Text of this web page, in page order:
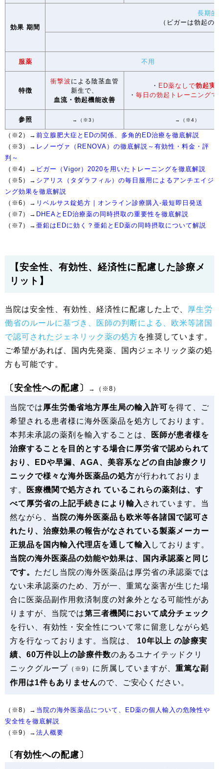
効果 期間
長期的
（ビガーは勃起の
服薬 不用
特徴
衝撃波 による陰茎血管
新生で、
血流・勃起機能改善
・ ED薬なしで勃起実
・ 毎日の勃起トレーニングで
参照 →（※3） →（※4）
（※2）→ 前立腺肥大症とEDの関係、多角的ED治療を徹底解説
（※3）→ レノーヴァ（RENOVA）の徹底解説～有効性・料金・評
判～
（※4）→ ビガー（Vigor）2020を用いたトレーニングを徹底解説
（※5）→ シアリス（タダラフィル）の毎日服用によるアンチエイジ
ング効果を徹底解説
（※6）→ リベルサス錠処方｜オンライン診療購入-最短即日発送
（※7）→ DHEAとED治療薬の同時摂取の重要性を徹底解説
（※7）→ 亜鉛はEDに効く？亜鉛とED薬の同時摂取について解説
【安全性、有効性、経済性に配慮した診療メ
リット】
当院は安全性、有効性、経済性に配慮した上で、
厚生労
働省のルールに基づき、医師の判断による、欧米等諸国
で認可されたジェネリック薬の処方を推奨しています。
ご希望があれば、国内先発薬、国内ジェネリック薬の処
方も可能です。
〔安全性への配慮〕 →（※8）
当院では厚生労働省地方厚生局の輸入許可を得て、ご
希望される患者様に海外医薬品を処方しております。
本邦未承認の薬剤を輸入することは、
医師が患者様を
治療することを目的とする場合に厚労省で認められて
おり、EDや早漏、AGA、美容系などの自由診療クリ
ニックで様々な海外医薬品の処方が行われておりま
す。
医療機関で処方され ているこれらの薬剤は、す
べて厚労省の上記手続きにより輸入 されています。当
然ながら、 当院の海外医薬品も欧米等各諸国で認可さ
れたり、治療効果の報告がなされている製薬メーカー
正規品を国内輸入代理店を通して輸入 しております。
当院の海外医薬品の効能や効果は、国内承認薬と同じ
です。 ただし当院の海外医薬品は厚労省の承認薬では
ない未承認薬のため、万が一、重篤な薬害が生じた場
合に医薬品副作用救済制度の対象外となる可能性があ
りますが、当院では第三者機関において成分チェック
を行い、有効性・安全性について常に留意しながら処
方を行なっております。当院は、
10年以上 の診療実
績、60万件以上の診療件数のあるユナイテッドクリ
ニックグループ （※9） に所属していますが、 重篤な副
作用は1件もありませんので、ご安心ください。
（※8）→ 当院の海外医薬品について、ED薬の個人輸入の危険性や
安全性を徹底解説
（※9）→ 法人概要
〔有効性への配慮〕